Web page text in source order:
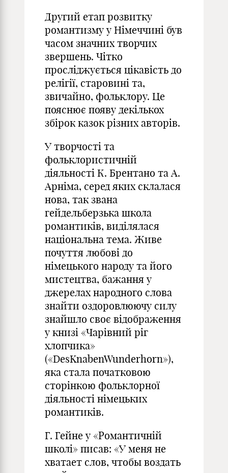
Другий етап розвитку
романтизму у Німеччині був
часом значних творчих
звершень. Чітко
просліджується цікавість до
релігії, старовині та,
звичайно, фольклору. Це
пояснює появу декількох
збірок казок різних авторів.
У творчості та
фольклористичній
діяльності К. Брентано та А.
Арніма, серед яких склалася
нова, так звана
гейдельберзька школа
романтиків, виділялася
національна тема. Живе
почуття любові до
німецького народу та його
мистецтва, бажання у
джерелах народного слова
знайти оздоровлюючу силу
знайшло своє відображення
у книзі «Чарівний ріг
хлопчика»
(«DesKnabenWunderhorn»),
яка стала початковою
сторінкою фольклорної
діяльності німецьких
романтиків.
Г. Гейне у «Романтичній
школі» писав: «У меня не
хватает слов, чтобы воздать